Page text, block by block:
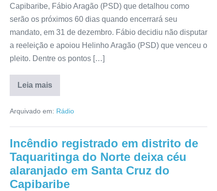
Capibaribe, Fábio Aragão (PSD) que detalhou como
serão os próximos 60 dias quando encerrará seu
mandato, em 31 de dezembro. Fábio decidiu não disputar
a reeleição e apoiou Helinho Aragão (PSD) que venceu o
pleito. Dentre os pontos […]
Leia mais
Arquivado em: Rádio
Incêndio registrado em distrito de
Taquaritinga do Norte deixa céu
alaranjado em Santa Cruz do
Capibaribe